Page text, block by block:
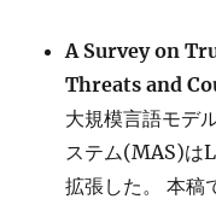
A Survey on
Threats and
大規模言語モデ
ステム(MAS)は
拡張した。 本稿